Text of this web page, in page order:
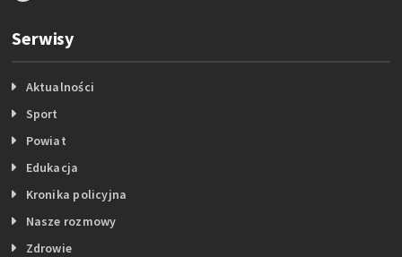
Serwisy
Aktualności
Sport
Powiat
Edukacja
Kronika policyjna
Nasze rozmowy
Zdrowie